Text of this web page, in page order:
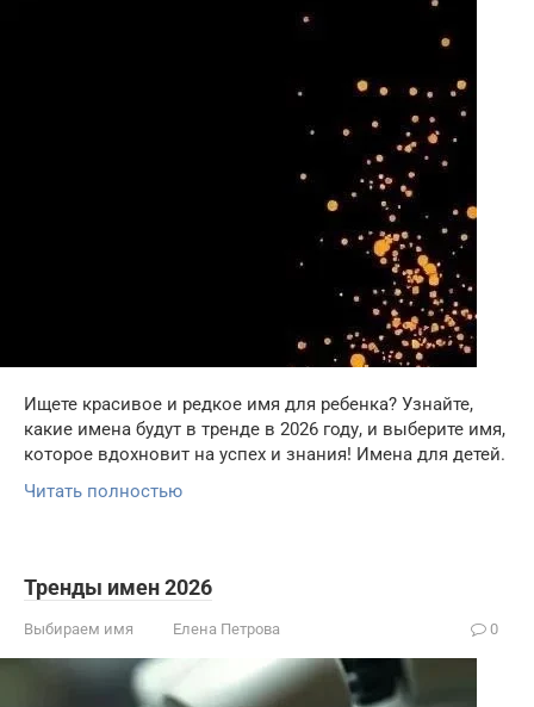
Ищете красивое и редкое имя для ребенка? Узнайте,
какие имена будут в тренде в 2026 году, и выберите имя,
которое вдохновит на успех и знания! Имена для детей.
Читать полностью
Тренды имен 2026
Выбираем имя Елена Петрова 0